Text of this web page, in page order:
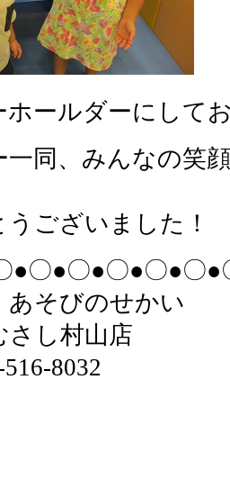
ールダーにして
一同、みんなの笑
ございました！
●〇●〇●〇●〇●〇●
そびのせかい
さし村山店
8032